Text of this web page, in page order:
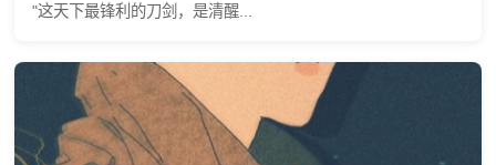
"这天下最锋利的刀剑，是清醒...